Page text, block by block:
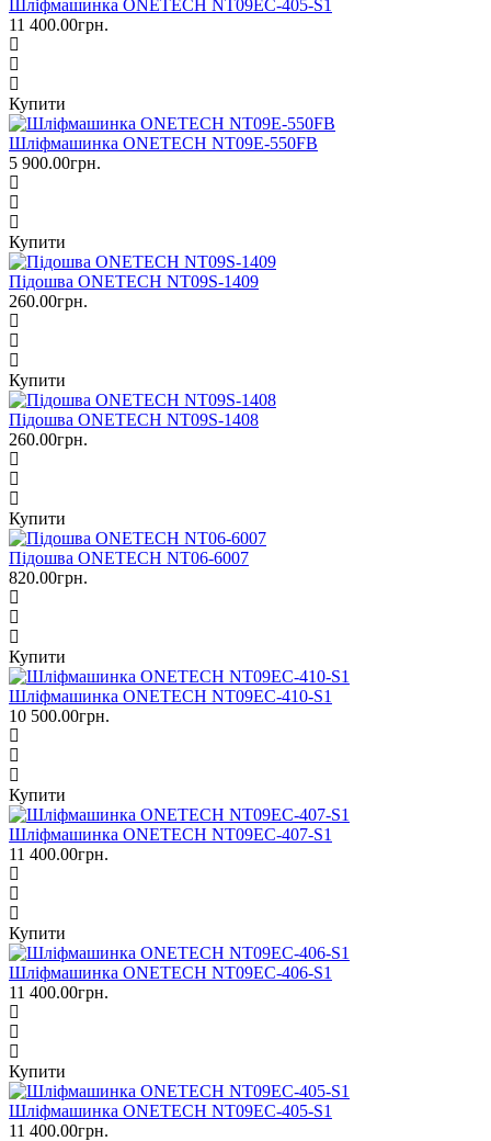
Шліфмашинка ONETECH NT09EC-405-S1
11 400.00грн.
Купити
Шліфмашинка ONETECH NT09E-550FB
5 900.00грн.
Купити
Підошва ONETECH NT09S-1409
260.00грн.
Купити
Підошва ONETECH NT09S-1408
260.00грн.
Купити
Підошва ONETECH NT06-6007
820.00грн.
Купити
Шліфмашинка ONETECH NT09EC-410-S1
10 500.00грн.
Купити
Шліфмашинка ONETECH NT09EC-407-S1
11 400.00грн.
Купити
Шліфмашинка ONETECH NT09EC-406-S1
11 400.00грн.
Купити
Шліфмашинка ONETECH NT09EC-405-S1
11 400.00грн.